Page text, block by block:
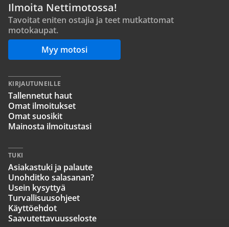
Ilmoita Nettimotossa!
Tavoitat eniten ostajia ja teet mutkattomat
motokaupat.
Myy motosi
KIRJAUTUNEILLE
Tallennetut haut
Omat ilmoitukset
Omat suosikit
Mainosta ilmoitustasi
TUKI
Asiakastuki ja palaute
Unohditko salasanan?
Usein kysyttyä
Turvallisuusohjeet
Käyttöehdot
Saavutettavuusseloste